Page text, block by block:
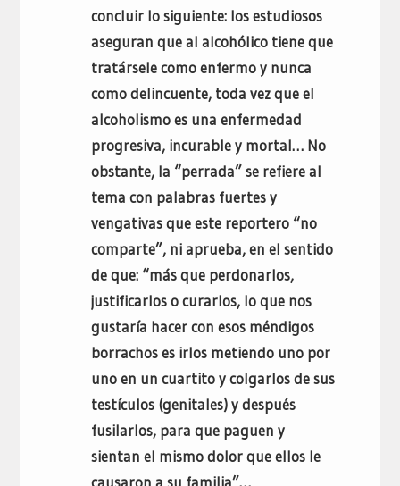
concluir lo siguiente: los estudiosos
aseguran que al alcohólico tiene que
tratársele como enfermo y nunca
como delincuente, toda vez que el
alcoholismo es una enfermedad
progresiva, incurable y mortal… No
obstante, la “perrada” se refiere al
tema con palabras fuertes y
vengativas que este reportero “no
comparte”, ni aprueba, en el sentido
de que: “más que perdonarlos,
justificarlos o curarlos, lo que nos
gustaría hacer con esos méndigos
borrachos es irlos metiendo uno por
uno en un cuartito y colgarlos de sus
testículos (genitales) y después
fusilarlos, para que paguen y
sientan el mismo dolor que ellos le
causaron a su familia”…